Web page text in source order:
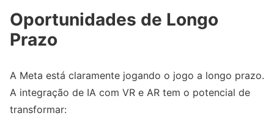
Oportunidades de Longo
Prazo
A Meta está claramente jogando o jogo a longo prazo.
A integração de IA com VR e AR tem o potencial de
transformar: